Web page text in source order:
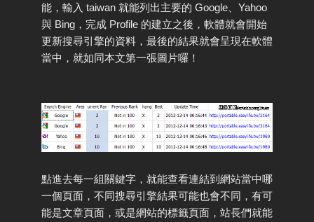
能，輸入 taiwan 就能列出主要的 Google、Yahoo
與 Bing，完成 Profile 的建立之後，軟體就會開始
更新搜尋引擎的資料，最後的結果就會呈現在軟體
當中，就如同本文第一張圖片囉！
點進去每一組關鍵字，就能查看連結到網站當中哪
一個頁面，不同搜尋引擎結果可能也會不同，有可
能是文章頁面，或是網站的標籤頁面，站長們就能